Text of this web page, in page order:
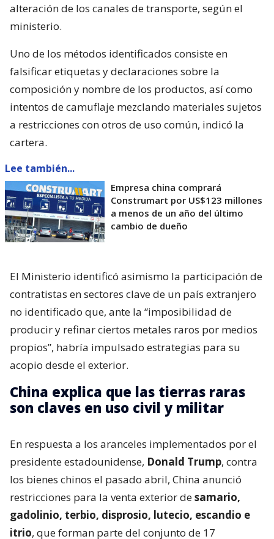
alteración de los canales de transporte, según el
ministerio.
Uno de los métodos identificados consiste en
falsificar etiquetas y declaraciones sobre la
composición y nombre de los productos, así como
intentos de camuflaje mezclando materiales sujetos
a restricciones con otros de uso común, indicó la
cartera.
Lee también...
Empresa china comprará
Construmart por US$123 millones
a menos de un año del último
cambio de dueño
El Ministerio identificó asimismo la participación de
contratistas en sectores clave de un país extranjero
no identificado que, ante la “imposibilidad de
producir y refinar ciertos metales raros por medios
propios”, habría impulsado estrategias para su
acopio desde el exterior.
China explica que las tierras raras
son claves en uso civil y militar
En respuesta a los aranceles implementados por el
presidente estadounidense, Donald Trump, contra
los bienes chinos el pasado abril, China anunció
restricciones para la venta exterior desamario,
gadolinio, terbio, disprosio, lutecio, escandio e
itrio, que forman parte del conjunto de 17